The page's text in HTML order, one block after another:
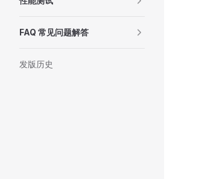
FAQ 常见问题解答
发版历史